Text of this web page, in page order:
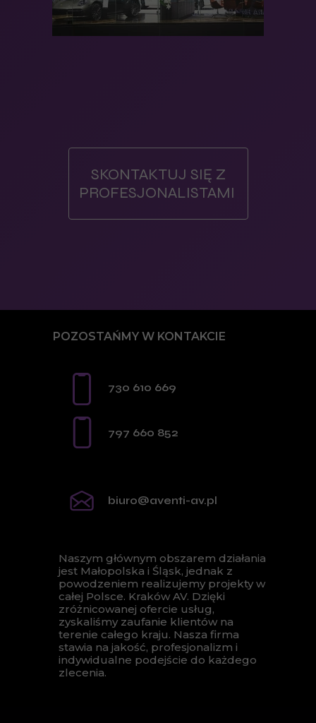
SKONTAKTUJ SIĘ Z
PROFESJONALISTAMI
730 610 669
797 660 852
biuro@aventi-av.pl
Naszym głównym obszarem działania
jest Małopolska i Śląsk, jednak z
powodzeniem realizujemy projekty w
całej Polsce. Kraków AV. Dzięki
zróżnicowanej ofercie usług,
zyskaliśmy zaufanie klientów na
terenie całego kraju. Nasza firma
stawia na jakość, profesjonalizm i
indywidualne podejście do każdego
zlecenia.
POZOSTAŃMY W KONTAKCIE